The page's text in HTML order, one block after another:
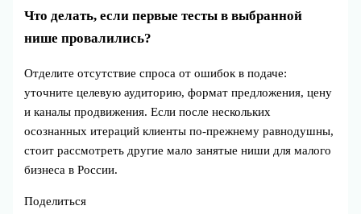
Что делать, если первые тесты в выбранной
нише провалились?
Отделите отсутствие спроса от ошибок в подаче:
уточните целевую аудиторию, формат предложения, цену
и каналы продвижения. Если после нескольких
осознанных итераций клиенты по‑прежнему равнодушны,
стоит рассмотреть другие мало занятые ниши для малого
бизнеса в России.
Поделиться